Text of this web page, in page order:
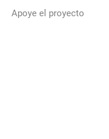
Apoye el proyecto